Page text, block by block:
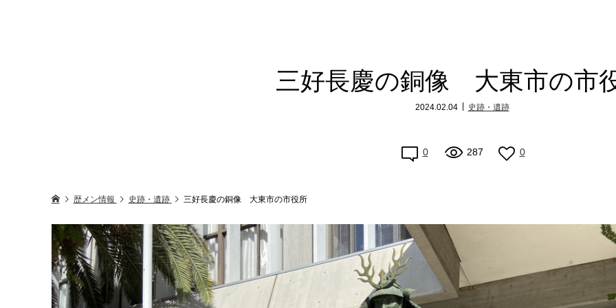
三好長慶の銅像 大東市の市
2024.02.04 史跡・遺跡
0 287 0
歴メン情報 史跡・遺跡 三好長慶の銅像 大東市の市役所